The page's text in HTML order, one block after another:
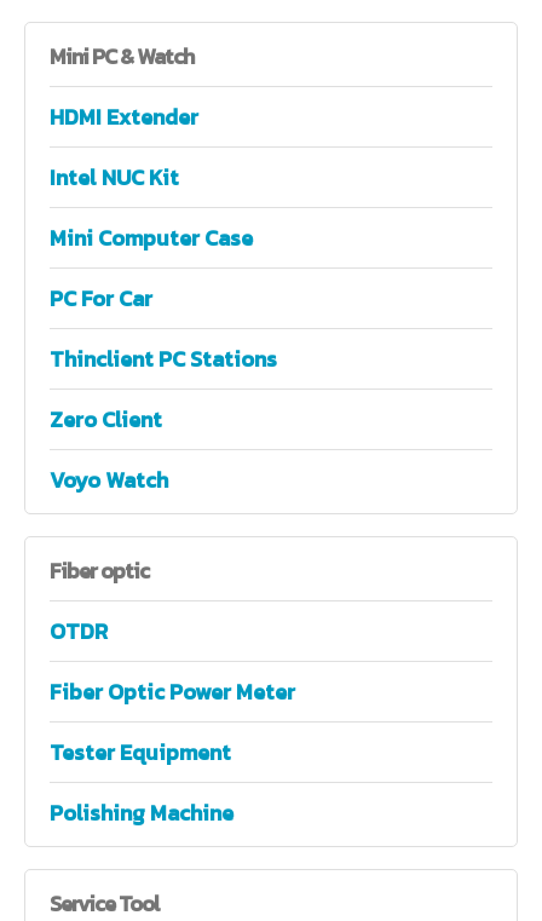
MiniPC & Watch
HDMI Extender
Intel NUC Kit
Mini Computer Case
PC For Car
Thinclient PC Stations
Zero Client
Voyo Watch
Fiberoptic
OTDR
Fiber Optic Power Meter
Tester Equipment
Polishing Machine
ServiceTool